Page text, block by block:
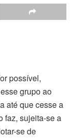
possível,
grupo ao
até que cesse a
faz, sujeita-se a
se de